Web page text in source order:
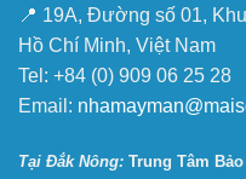
📍 19A, Đường số 01,
Hồ Chí Minh, Việt Nam
Tel: +84 (0) 909 06 25 28
Email:
Tại Ðắk Nông: Trung Tâm